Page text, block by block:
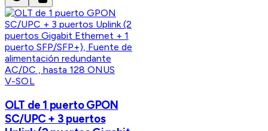
V-SOL
OLT de 1 puerto GPON
SC/UPC + 3 puertos